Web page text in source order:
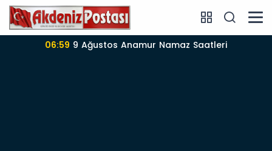
06:57 Anamur’da 09-08-2026 nöbetçi Eczane